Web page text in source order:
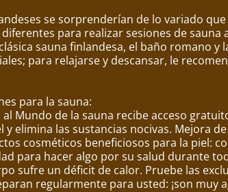
se sorprenderían de lo variado
para realizar sesiones de sauna
sauna finlandesa, el baño romano y
para relajarse y descansar, le
para la sauna:
al Mundo de la sauna recibe acceso
y elimina las sustancias nocivas. Mejora
cosméticos beneficiosos para la piel:
para hacer algo por su salud durante
sufre un déficit de calor. Pruebe las
regularmente para usted: ¡son muy